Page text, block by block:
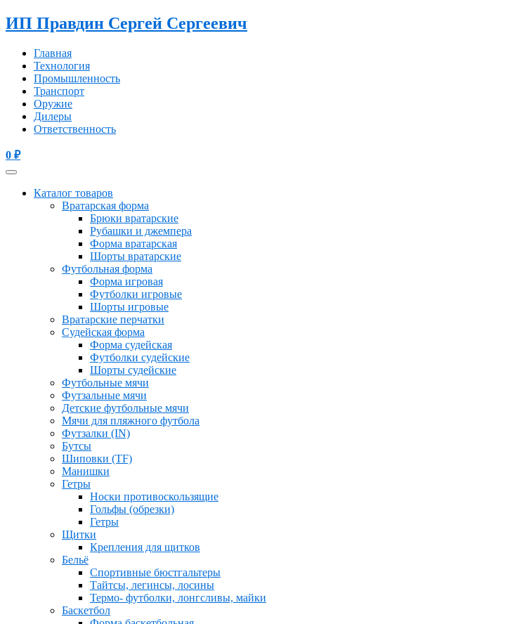
ИП Правдин Сергей Сергеевич
Главная
Технология
Промышленность
Транспорт
Оружие
Дилеры
Ответственность
0 ₽
Каталог товаров
Вратарская форма
Брюки вратарские
Рубашки и джемпера
Форма вратарская
Шорты вратарские
Футбольная форма
Форма игровая
Футболки игровые
Шорты игровые
Вратарские перчатки
Судейская форма
Форма судейская
Футболки судейские
Шорты судейские
Футбольные мячи
Футзальные мячи
Детские футбольные мячи
Мячи для пляжного футбола
Футзалки (IN)
Бутсы
Шиповки (TF)
Манишки
Гетры
Носки противоскользящие
Гольфы (обрезки)
Гетры
Щитки
Крепления для щитков
Бельё
Спортивные бюстгальтеры
Тайтсы, легинсы, лосины
Термо- футболки, лонгсливы, майки
Баскетбол